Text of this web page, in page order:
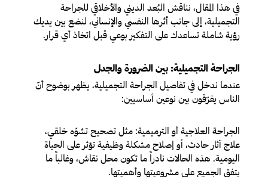
في هذا المقال، نناقش البُعد الديني والأخلاقي للجراحة
التجميلية، إلى جانب أثرها النفسي والإنساني، لنضع بين يديك
رؤية شاملة تساعدك على التفكير بوعي قبل اتخاذ أي قرار.
الجراحة التجميلية: بين الضرورة والجدل
عندما ندخل في تفاصيل الجراحة التجميلية، يظهر بوضوح أنّ
الناس يفرّقون بين نوعين أساسيين:
الجراحة العلاجية أو الترميمية: مثل تصحيح تشوّه خلقي،
علاج آثار حادث، أو إصلاح مشكلة وظيفية تؤثر على الحياة
اليومية. هذه الحالات نادراً ما تكون محل نقاش، وغالباً ما
يتفق الجميع على مشروعيتها وأهميتها.